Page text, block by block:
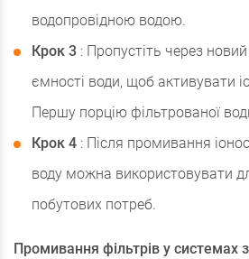
водопровідною водою.
Крок 3 : Пропустіть через
ємності води, щоб активувати
Першу порцію фільтрованої
Крок 4 : Після промивання
воду можна використовувати
побутових потреб.
Промивання фільтрів у системах